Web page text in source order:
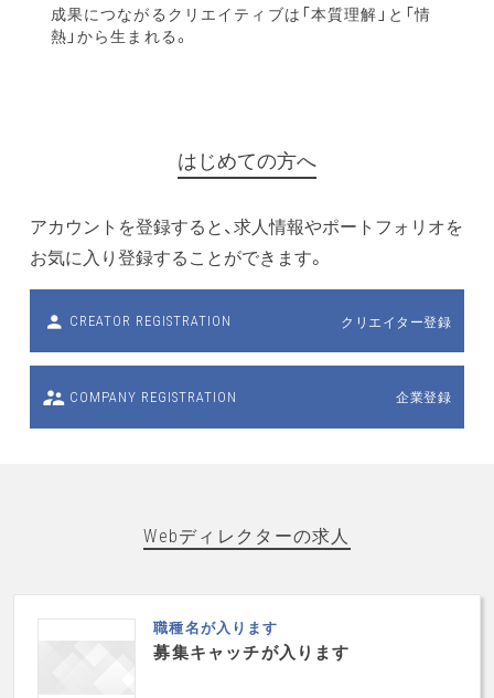
成果につながるクリエイティブは「本質理解」と「情
熱」から生まれる。
はじめての方へ
アカウントを登録すると、求人情報やポートフォリオを
お気に入り登録することができます。
CREATOR REGISTRATION クリエイター登録
COMPANY REGISTRATION 企業登録
Webディレクターの求人
職種名が入ります
募集キャッチが入ります